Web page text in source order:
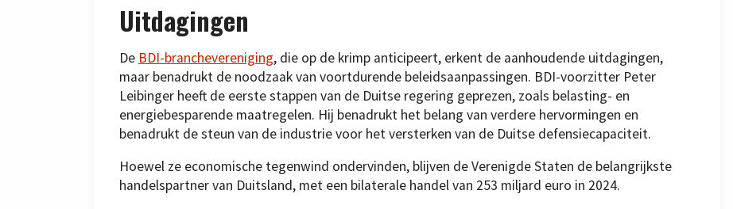
Uitdagingen
De BDI-branchevereniging, die op de krimp anticipeert, erkent de aanhoudende uitdagingen,
maar benadrukt de noodzaak van voortdurende beleidsaanpassingen. BDI-voorzitter Peter
Leibinger heeft de eerste stappen van de Duitse regering geprezen, zoals belasting- en
energiebesparende maatregelen. Hij benadrukt het belang van verdere hervormingen en
benadrukt de steun van de industrie voor het versterken van de Duitse defensiecapaciteit.
Hoewel ze economische tegenwind ondervinden, blijven de Verenigde Staten de belangrijkste
handelspartner van Duitsland, met een bilaterale handel van 253 miljard euro in 2024.